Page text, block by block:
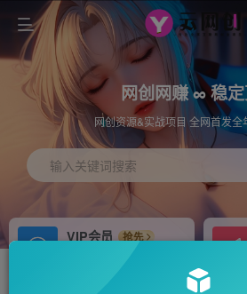
网创网赚 ∞ 稳
网创资源&实战项目 全网首发
输入关键词搜索
VIP会员
抢先
免费下载全站资源